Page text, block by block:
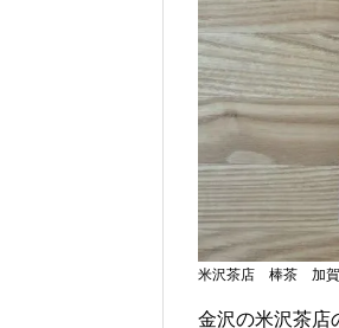
米沢茶店 棒茶 加賀
金沢の米沢茶店